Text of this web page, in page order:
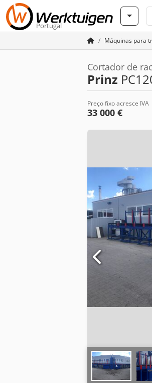
Portugal
Máquinas para
Cortador de
Prinz
Preço fixo acresce IVA
33 000 €